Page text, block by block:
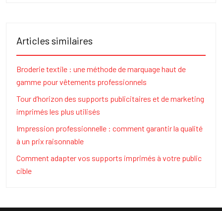
Articles similaires
Broderie textile : une méthode de marquage haut de
gamme pour vêtements professionnels
Tour d’horizon des supports publicitaires et de marketing
imprimés les plus utilisés
Impression professionnelle : comment garantir la qualité
à un prix raisonnable
Comment adapter vos supports imprimés à votre public
cible